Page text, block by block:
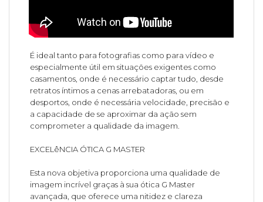
É ideal tanto para fotografias como para vídeo e
especialmente útil em situações exigentes como
casamentos, onde é necessário captar tudo, desde
retratos íntimos a cenas arrebatadoras, ou em
desportos, onde é necessária velocidade, precisão e
a capacidade de se aproximar da ação sem
comprometer a qualidade da imagem.
EXCELêNCIA ÓTICA G MASTER
Esta nova objetiva proporciona uma qualidade de
imagem incrível graças à sua ótica G Master
avançada, que oferece uma nitidez e clareza